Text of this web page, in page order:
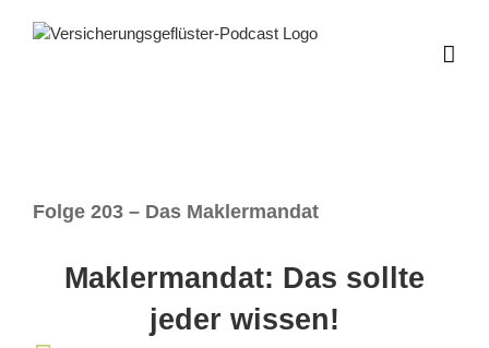
Inhalt
Folge 203 – Das Maklermandat
Maklermandat: Das sollte
jeder wissen!